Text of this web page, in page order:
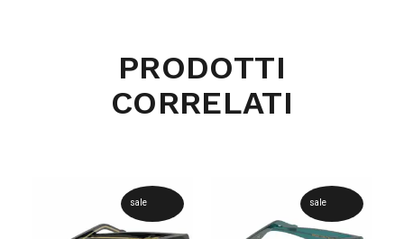
PRODOTTI
CORRELATI
sale sale